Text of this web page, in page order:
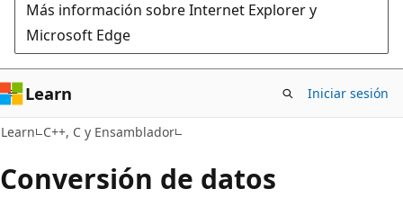
Más información sobre Internet Explorer y
Microsoft Edge
Learn Iniciar sesión
Learn C++, C y Ensamblador
Conversión de datos